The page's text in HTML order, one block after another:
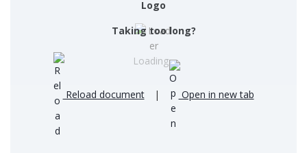
Loading...
Taking too long?
Reload document | Open in new tab